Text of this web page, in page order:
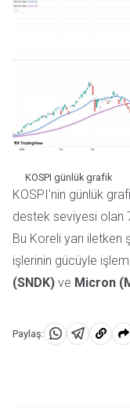
KOSPI günlük grafik
KOSPI'nin günlük
destek seviyesi olan
Bu Koreli yarı
işlerinin gücüyle
(SNDK) ve Micron
Paylaş:
WhatsApp'da
Telegram'da
Panoya